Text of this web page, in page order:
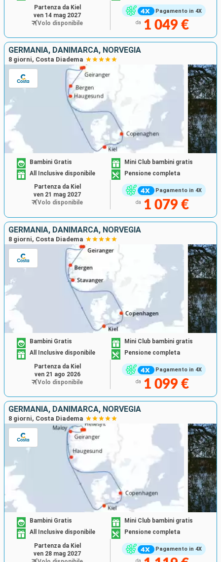
Pagamento in 4X
da 1 049 €
Partenza da Kiel
ven 14 mag 2027
Volo disponibile
GERMANIA, DANIMARCA, NORVEGIA
8 giorni, Costa Diadema
Pagamento in 4X
Bambini Gratis
Mini Club bambini gratis
All Inclusive disponibile
Pensione completa
da 1 079 €
Partenza da Kiel
ven 21 mag 2027
Volo disponibile
GERMANIA, DANIMARCA, NORVEGIA
8 giorni, Costa Diadema
Pagamento in 4X
Bambini Gratis
Mini Club bambini gratis
All Inclusive disponibile
Pensione completa
da 1 099 €
Partenza da Kiel
ven 21 ago 2026
Volo disponibile
GERMANIA, DANIMARCA, NORVEGIA
8 giorni, Costa Diadema
Pagamento in 4X
Bambini Gratis
Mini Club bambini gratis
All Inclusive disponibile
Pensione completa
da
Partenza da Kiel
ven 28 mag 2027